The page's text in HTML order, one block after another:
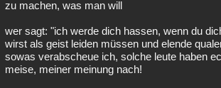
zu machen, was man will
wer sagt: "ich werde dich hassen, wenn du
wirst als geist leiden müssen und elende
sowas verabscheue ich, solche leute haben
meise, meiner meinung nach!